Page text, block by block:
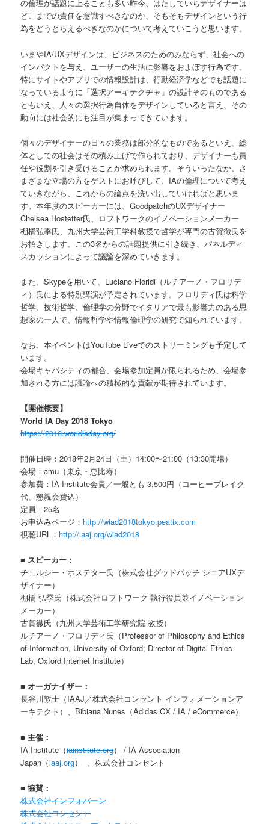
の倫理が話題に上ることも多い昨今、はたしていちデザイナーは
どこまでの責任を意識すべきなのか、そもそもデザインという行
為をどうとらえるべきなのかについて考えていこうと思います。
いまやIA/UXデザインは、ビジネスのためのみならず、社会への
インパクトを与え、ユーザーの生活に影響をおよぼす行為です。
特にサイトやアプリでの情報設計は、行動経済学などでも話題に
なっているように「選択アーキテクチャ」の設計そのものである
ともいえ、人々の選択行為自体をデザインしていると言え、その
動向には社会的にも注目が集まってきています。
個々のデザイナーの日々の業務は部分的なものであるといえ、総
体としての社会はその積み上げで作られており、デザイナーも責
任や役割を引き受けることが求められます。そういったなか、さ
まざまな立場の方をゲストにお呼びして、IAの倫理について考え
ていきながら、これからの論点を洗い出していければと思いま
す。本年度のスピーカーには、GoodpatchのUXデザイナー
Chelsea Hostetter氏、ロフトワークのイノベーションメーカー
棚橋弘季氏、九州大学芸術工学科教授で哲学が専門の古賀徹氏を
お招きします。この3名からの話題提供に引き続き、パネルディ
スカッションによって議論を深めていきます。
また、Skypeを用いて、Luciano Floridi（ルチアーノ・フロリデ
ィ）氏による特別講演が予定されています。フロリディ氏は科学
哲学、技術哲学、倫理学の分野でイタリアで最も影響力のある思
想家の一人で、情報哲学や情報倫理学の研究で知られています。
なお、本イベントはYouTube Liveでのストリーミングも予定して
います。
会場キャパシティの都合、会場参加定員が限られるため、会場参
加される方には議論への積極的な貢献が期待されています。
【開催概要】
World IA Day 2018 Tokyo
https://2018.worldiaday.org/
開催日時：2018年2月24日（土）14:00〜21:00（13:30開場）
会場：amu（東京・恵比寿）
参加費：IA Institute会員／一般とも 3,500円（コーヒーブレイク
代、懇親会費込）
定員：25名
お申込みページ： http://wiad2018tokyo.peatix.com
視聴URL： http://iaaj.org/wiad2018
■ スピーカー：
チェルシー・ホステター氏（株式会社グッドパッチ シニアUXデ
ザイナー）
棚橋 弘季氏（株式会社ロフトワーク 執行役員兼イノベーション
メーカー）
古賀徹氏（九州大学芸術工学研究院 教授）
ルチアーノ・フロリディ氏（Professor of Philosophy and Ethics
of Information, University of Oxford; Director of Digital Ethics
Lab, Oxford Internet Institute）
■ オーガナイザー：
長谷川敦士（IAAJ／株式会社コンセント インフォメーションア
ーキテクト）、Bibiana Nunes（Adidas CX / IA / eCommerce）
■ 主催：
IA Institute（iainstitute.org） / IA Association
Japan（iaaj.org） 、株式会社コンセント
■ 協賛：
株式会社インフォバーン
株式会社コンセント